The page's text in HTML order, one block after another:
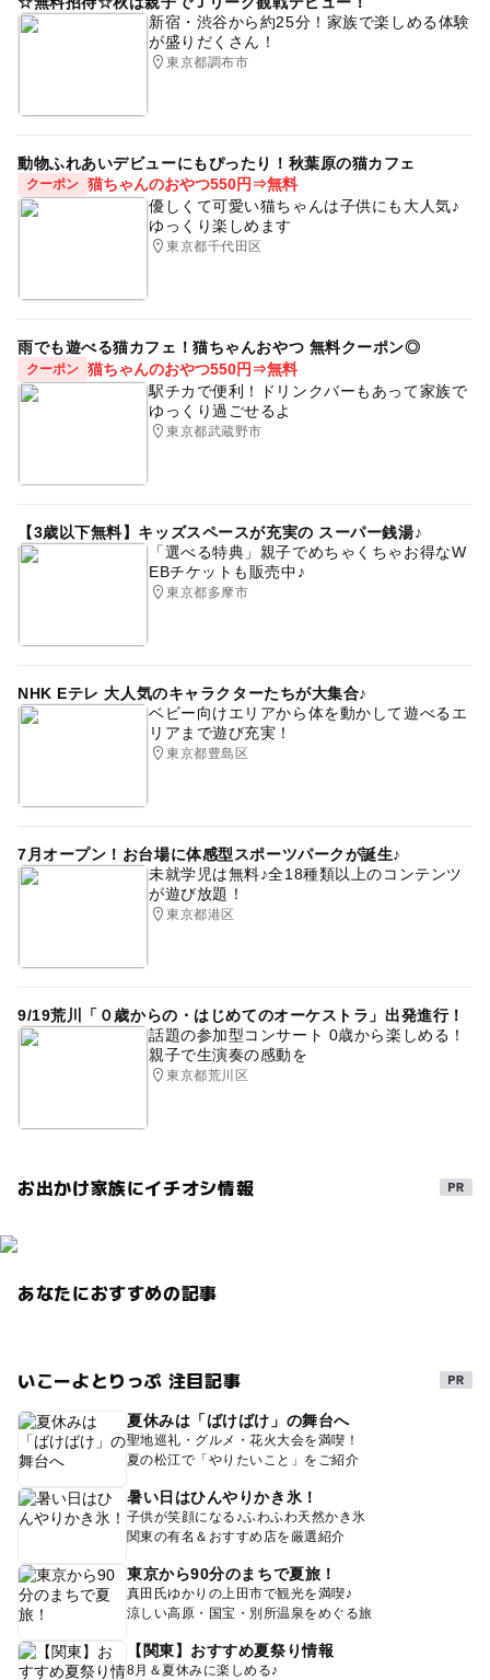
雨でも遊べる 親子イベント 飲食OK
GW(ゴールデンウィーク)2015
新宿・渋谷から約25分！家族で楽しめる体験
が盛りだくさん！
東京都調布市
動物ふれあいデビューにもぴったり！秋葉原の猫カフェ
クーポン 猫ちゃんのおやつ550円⇒無料
優しくて可愛い猫ちゃんは子供にも大人気♪
ゆっくり楽しめます
東京都千代田区
雨でも遊べる猫カフェ！猫ちゃんおやつ 無料クーポン◎
クーポン 猫ちゃんのおやつ550円⇒無料
駅チカで便利！ドリンクバーもあって家族で
ゆっくり過ごせるよ
東京都武蔵野市
【3歳以下無料】キッズスペースが充実の スーパー銭湯♪
「選べる特典」親子でめちゃくちゃお得なW
EBチケットも販売中♪
東京都多摩市
NHK Eテレ 大人気のキャラクターたちが大集合♪
ベビー向けエリアから体を動かして遊べるエ
リアまで遊び充実！
東京都豊島区
7月オープン！お台場に体感型スポーツパークが誕生♪
未就学児は無料♪全18種類以上のコンテンツ
が遊び放題！
東京都港区
9/19荒川「０歳からの・はじめてのオーケストラ」出発進行！
話題の参加型コンサート 0歳から楽しめる！
親子で生演奏の感動を
東京都荒川区
お出かけ家族にイチオシ情報
あなたにおすすめの記事
いこーよとりっぷ 注目記事
夏休みは「ばけばけ」の舞台へ
聖地巡礼・グルメ・花火大会を満喫！
夏の松江で「やりたいこと」をご紹介
暑い日はひんやりかき氷！
子供が笑顔になる♪ふわふわ天然かき氷
関東の有名＆おすすめ店を厳選紹介
東京から90分のまちで夏旅！
真田氏ゆかりの上田市で観光を満喫♪
涼しい高原・国宝・別所温泉をめぐる旅
【関東】おすすめ夏祭り情報
8月＆夏休みに楽しめる♪